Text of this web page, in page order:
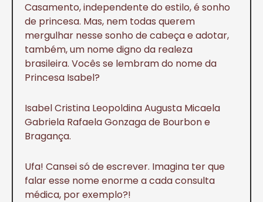
Casamento, independente do estilo, é sonho
de princesa. Mas, nem todas querem
mergulhar nesse sonho de cabeça e adotar,
também, um nome digno da realeza
brasileira. Vocês se lembram do nome da
Princesa Isabel?
Isabel Cristina Leopoldina Augusta Micaela
Gabriela Rafaela Gonzaga de Bourbon e
Bragança.
Ufa! Cansei só de escrever. Imagina ter que
falar esse nome enorme a cada consulta
médica, por exemplo?!